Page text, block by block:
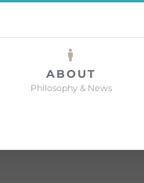
ABOUT
Philosophy & News